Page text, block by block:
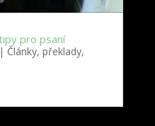
pro psaní
| Články, překlady,